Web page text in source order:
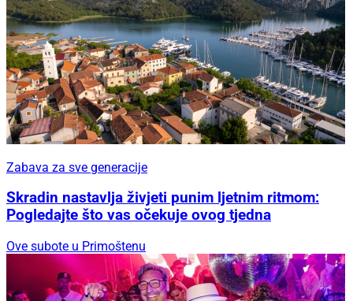
Zabava za sve generacije
Skradin nastavlja živjeti punim ljetnim ritmom:
Pogledajte što vas očekuje ovog tjedna
Ove subote u Primoštenu